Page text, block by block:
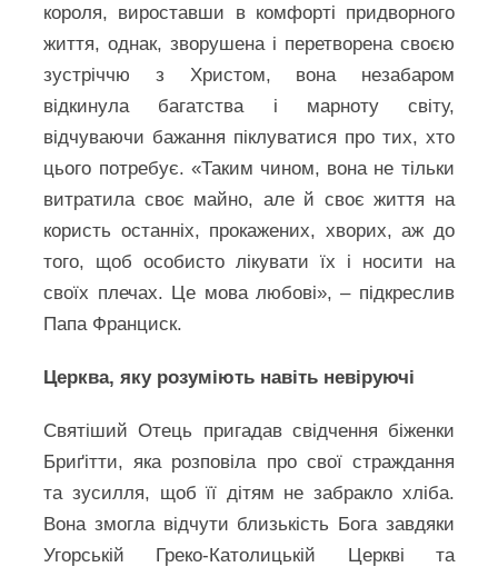
короля, вироставши в комфорті придворного
життя, однак, зворушена і перетворена своєю
зустріччю з Христом, вона незабаром
відкинула багатства і марноту світу,
відчуваючи бажання піклуватися про тих, хто
цього потребує. «Таким чином, вона не тільки
витратила своє майно, але й своє життя на
користь останніх, прокажених, хворих, аж до
того, щоб особисто лікувати їх і носити на
своїх плечах. Це мова любові», – підкреслив
Папа Франциск.
Церква, яку розуміють навіть невіруючі
Святіший Отець пригадав свідчення біженки
Бриґітти, яка розповіла про свої страждання
та зусилля, щоб її дітям не забракло хліба.
Вона змогла відчути близькість Бога завдяки
Угорській Греко-Католицькій Церкві та